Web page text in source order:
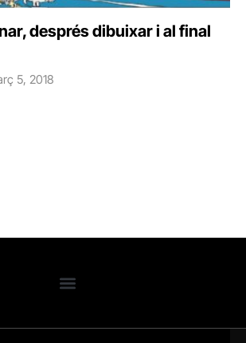
després dibuixar i al final
5, 2018